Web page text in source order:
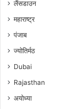
लैंसडाउन
महाराष्ट्र
पंजाब
ज्योतिर्मठ
Dubai
Rajasthan
अयोध्या